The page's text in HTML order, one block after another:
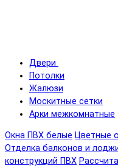
Двери
Потолки
Жалюзи
Москитные сетки
Арки межкомнатные
Окна ПВХ белые Цветные
Отделка балконов и
конструкций ПВХ